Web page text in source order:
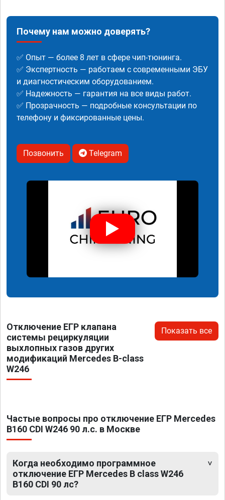
Почему нам можно доверять?
✅ Опыт — более 8 лет в сфере чип-тюнинга.
✅ Экспертность — работаем с современными ЭБУ
и диагностическим оборудованием.
✅ Надежность — гарантия на все виды работ.
✅ Прозрачность — подробные консультации по
телефону и фиксированные цены.
Позвонить Telegram
Отключение ЕГР клапана
системы рециркуляции
выхлопных газов других
модификаций Mercedes B-class
W246
Показать все
Частые вопросы про отключение ЕГР Mercedes
B160 CDI W246 90 л.с. в Москве
Когда необходимо программное
отключение ЕГР Mercedes B class W246
B160 CDI 90 лс?